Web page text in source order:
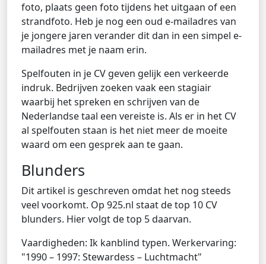
foto, plaats geen foto tijdens het uitgaan of een
strandfoto. Heb je nog een oud e-mailadres van
je jongere jaren verander dit dan in een simpel e-
mailadres met je naam erin.
Spelfouten in je CV geven gelijk een verkeerde
indruk. Bedrijven zoeken vaak een stagiair
waarbij het spreken en schrijven van de
Nederlandse taal een vereiste is. Als er in het CV
al spelfouten staan is het niet meer de moeite
waard om een gesprek aan te gaan.
Blunders
Dit artikel is geschreven omdat het nog steeds
veel voorkomt. Op 925.nl staat de top 10 CV
blunders. Hier volgt de top 5 daarvan.
Vaardigheden: Ik kanblind typen. Werkervaring:
"1990 – 1997: Stewardess – Luchtmacht"